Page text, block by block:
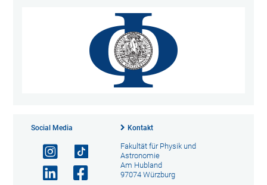
Social Media Kontakt
Fakultät für Physik und
Astronomie
Am Hubland
97074 Würzburg